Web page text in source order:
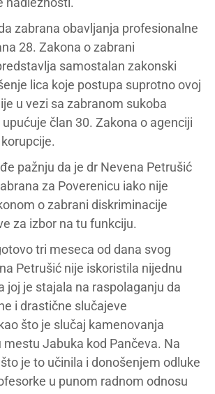
zabrana obavljanja profesionalne
28. Zakona o zabrani
samostalan zakonski
lica koje postupa suprotno ovoj
u vezi sa zabranom sukoba
član 30. Zakona o agenciji
pažnju da je dr Nevena Petrušić
za Poverenicu iako nije
o zabrani diskriminacije
za izbor na tu funkciju.
tri meseca od dana svog
Petrušić nije iskoristila nijednu
joj je stajala na raspolaganju da
i drastične slučajeve
što je slučaj kamenovanja
mestu Jabuka kod Pančeva. Na
je to učinila i donošenjem odluke
u punom radnom odnosu